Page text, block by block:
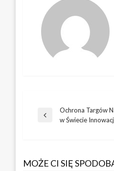
Poprzedni
Ochrona Targów
w Świecie
MOŻE CI SIĘ